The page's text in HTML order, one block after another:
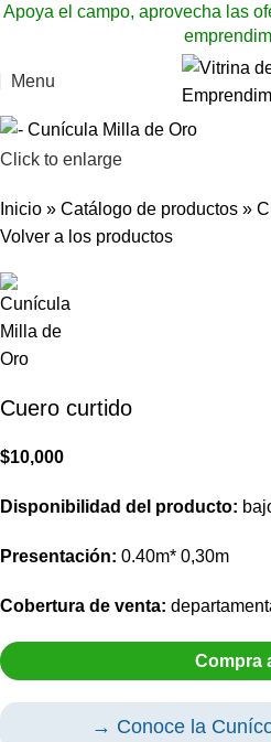
Apoya el campo, aprovecha las
Menu
Click to enlarge
Inicio » Catálogo de productos »
Volver a los productos
Cuero curtido
$10,000
Disponibilidad del producto:
Presentación: 0.40m* 0,30m
Cobertura de venta:
Compra
→ Conoce la